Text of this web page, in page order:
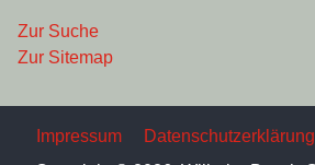
Zur Suche
Zur Sitemap
Impressum Datenschutzerklärung